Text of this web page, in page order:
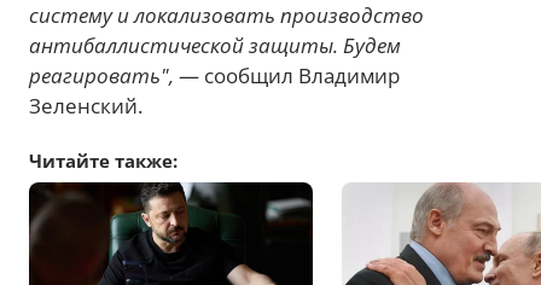
систему и локализовать производство
антибаллистической защиты. Будем
реагировать", — сообщил Владимир
Зеленский.
Читайте также: